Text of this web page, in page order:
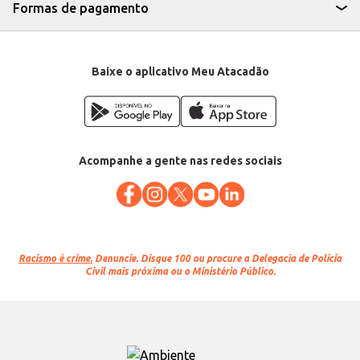
Formas de pagamento
Baixe o aplicativo Meu Atacadão
Acompanhe a gente nas redes sociais
Racismo é crime. Denuncie. Disque 100 ou procure a Delegacia de Polícia
Civil mais próxima ou o Ministério Público.